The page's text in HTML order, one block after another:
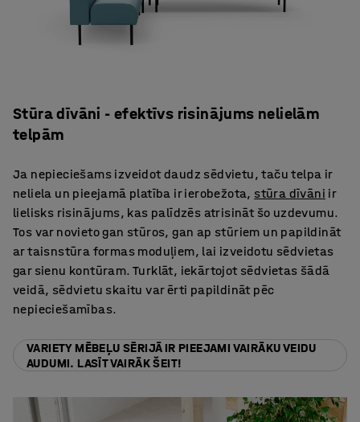
Stūra dīvāni - efektīvs risinājums nelielām
telpām
Ja nepieciešams izveidot daudz sēdvietu, taču telpa ir
neliela un pieejamā platība ir ierobežota, stūra dīvāni ir
lielisks risinājums, kas palīdzēs atrisināt šo uzdevumu.
Tos var novieto gan stūros, gan ap stūriem un papildināt
ar taisnstūra formas moduļiem, lai izveidotu sēdvietas
gar sienu kontūram. Turklāt, iekārtojot sēdvietas šādā
veidā, sēdvietu skaitu var ērti papildināt pēc
nepieciešamības.
VARIETY MĒBEĻU SĒRIJĀ IR PIEEJAMI VAIRĀKU VEIDU
AUDUMI. LASĪT VAIRĀK ŠEIT!